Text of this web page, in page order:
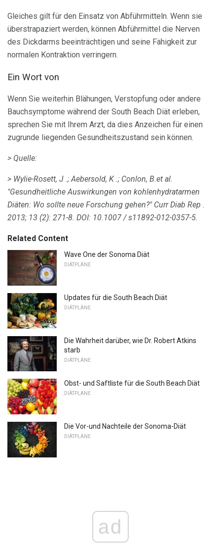
Gleiches gilt für den Einsatz von Abführmitteln. Wenn sie
überstrapaziert werden, können Abführmittel die Nerven
des Dickdarms beeinträchtigen und seine Fähigkeit zur
normalen Kontraktion verringern.
Ein Wort von
Wenn Sie weiterhin Blähungen, Verstopfung oder andere
Bauchsymptome während der South Beach Diät erleben,
sprechen Sie mit Ihrem Arzt, da dies Anzeichen für einen
zugrunde liegenden Gesundheitszustand sein können.
> Quelle:
> Wylie-Rosett, J .; Aebersold, K .; Conlon, B.et al.
"Gesundheitliche Auswirkungen von kohlenhydratarmen
Diäten: Wo sollte neue Forschung gehen?" Curr Diab Rep .
2013; 13 (2): 271-8. DOI: 10.1007 / s11892-012-0357-5.
Related Content
Wave One der Sonoma Diät
DIÄTPLÄNE
Updates für die South Beach Diät
DIÄTPLÄNE
Die Wahrheit darüber, wie Dr. Robert Atkins
starb
DIÄTPLÄNE
Obst- und Saftliste für die South Beach Diät
DIÄTPLÄNE
Die Vor-und Nachteile der Sonoma-Diät
DIÄTPLÄNE
ad